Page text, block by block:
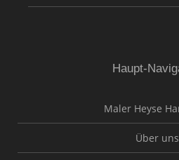
Haupt-
Maler Heyse
Über uns